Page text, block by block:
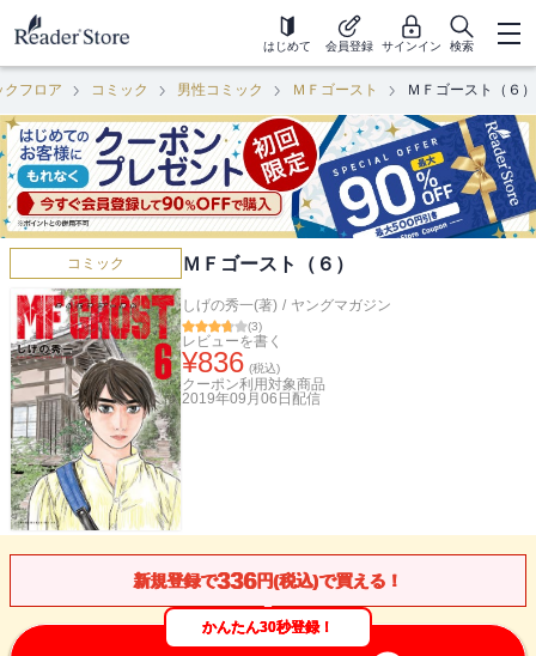
はじめて 会員登録 サインイン 検索
クフロア コミック 男性コミック ＭＦゴースト ＭＦゴースト（６）
コミック ＭＦゴースト（６）
しげの秀一(著) / ヤングマガジン
(3)
レビューを書く
¥836 (税込)
クーポン利用対象商品
2019年09月06日 配信
新規登録で336円(税込)で買える！
かんたん30秒登録！